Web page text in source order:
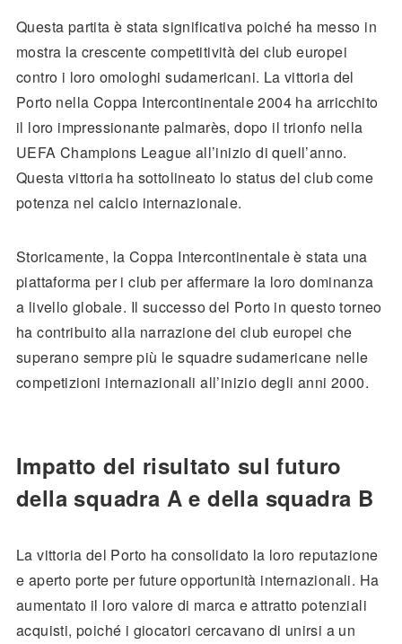
Questa partita è stata significativa poiché ha messo in
mostra la crescente competitività dei club europei
contro i loro omologhi sudamericani. La vittoria del
Porto nella Coppa Intercontinentale 2004 ha arricchito
il loro impressionante palmarès, dopo il trionfo nella
UEFA Champions League all’inizio di quell’anno.
Questa vittoria ha sottolineato lo status del club come
potenza nel calcio internazionale.
Storicamente, la Coppa Intercontinentale è stata una
piattaforma per i club per affermare la loro dominanza
a livello globale. Il successo del Porto in questo torneo
ha contribuito alla narrazione dei club europei che
superano sempre più le squadre sudamericane nelle
competizioni internazionali all’inizio degli anni 2000.
Impatto del risultato sul futuro
della squadra A e della squadra B
La vittoria del Porto ha consolidato la loro reputazione
e aperto porte per future opportunità internazionali. Ha
aumentato il loro valore di marca e attratto potenziali
acquisti, poiché i giocatori cercavano di unirsi a un